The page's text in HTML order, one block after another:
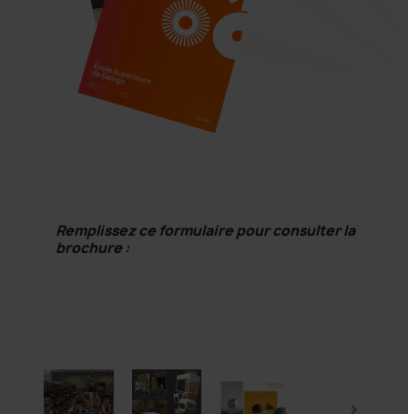
Remplissez ce formulaire pour consulter la
brochure :